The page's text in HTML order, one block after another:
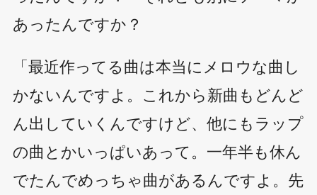
あったんですか？
「最近作ってる曲は本当にメロウな曲し
かないんですよ。これから新曲もどんど
ん出していくんですけど、他にもラップ
の曲とかいっぱいあって。一年半も休ん
でたんでめっちゃ曲があるんですよ。先